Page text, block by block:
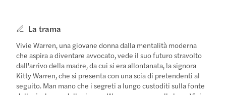
La trama
Vivie Warren, una giovane donna dalla mentalità moderna
che aspira a diventare avvocato, vede il suo futuro stravolto
dall'arrivo della madre, da cui si era allontanata, la signora
Kitty Warren, che si presenta con una scia di pretendenti al
seguito. Man mano che i segreti a lungo custoditi sulla fonte